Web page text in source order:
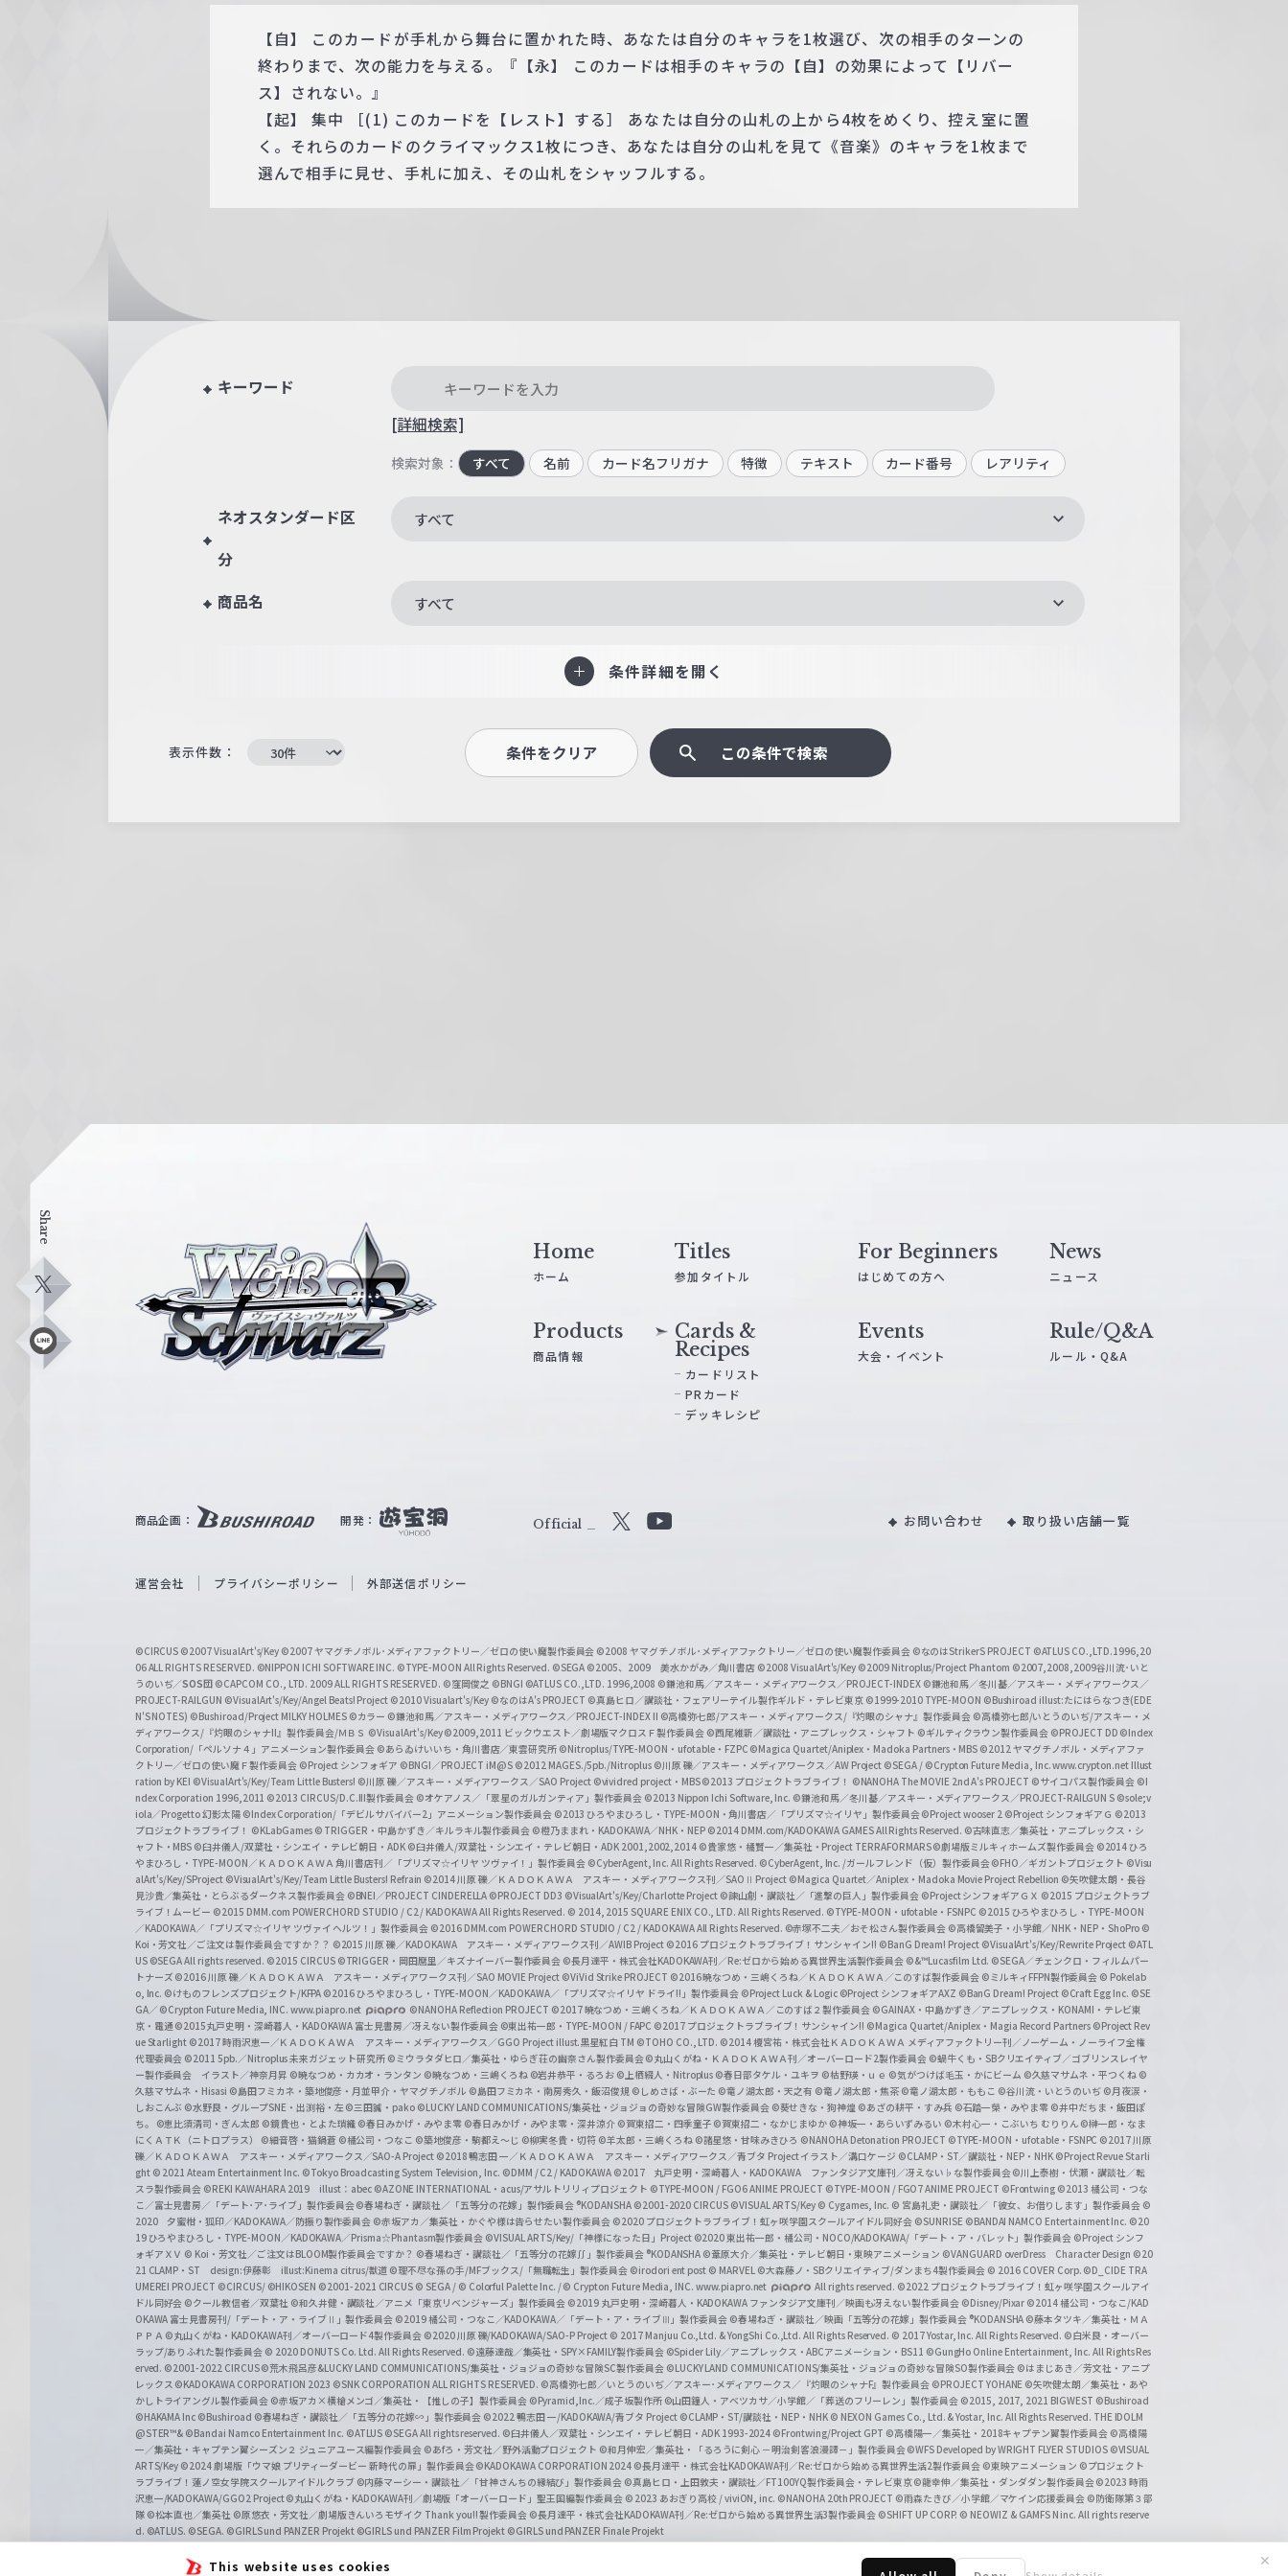
This website uses cookies ✕
【自】 このカードが手札から舞台に置かれた時、あなたは自分のキャラを1枚選び、次の相手のターンの
終わりまで、次の能力を与える。『【永】 このカードは相手のキャラの【自】の効果によって【リバー
ス】されない。』
【起】 集中 ［(1) このカードを【レスト】する］ あなたは自分の山札の上から4枚をめくり、控え室に置
く。それらのカードのクライマックス1枚につき、あなたは自分の山札を見て《音楽》のキャラを1枚まで
選んで相手に見せ、手札に加え、その山札をシャッフルする。
キーワード
[詳細検索]
検索対象： すべて 名前 カード名フリガナ 特徴 テキスト カード番号 レアリティ
ネオスタンダード区
分
すべて
商品名 すべて
条件詳細を開く
表示件数： 条件をクリア この条件で検索
Share
X
L
ス
W
i
c
h
w
a
r
z
Home
ホーム
Titles
参加タイトル
For Beginners
はじめての方へ
News
ニュース
Products
商品情報
Cards &
Recipes
カードリスト
PRカード
デッキレシピ
Events
大会・イベント
Rule/Q&A
ルール・Q&A
商品企画： 開発： Official
Y
b
e
O
f
f
i
c
i
a
l
C
h
a
n
n
e
l
お問い合わせ 取り扱い店舗一覧
運営会社 プライバシーポリシー 外部送信ポリシー
©CIRCUS ©2007 VisualArt's/Key ©2007 ヤマグチノボル･メディアファクトリー／ゼロの使い魔製作委員会 ©2008 ヤマグチノボル･メディアファクトリー／ゼロの使い魔製作委員会 ©なのはStrikerS PROJECT ©ATLUS CO.,LTD.1996,20
06 ALL RIGHTS RESERVED. ©NIPPON ICHI SOFTWARE INC. ©TYPE-MOON All Rights Reserved. ©SEGA ©2005、2009 美水かがみ／角川書店 ©2008 VisualArt's/Key ©2009 Nitroplus/Project Phantom ©2007,2008,2009谷川流･いと
うのいぢ／SOS団 ©CAPCOM CO., LTD. 2009 ALL RIGHTS RESERVED. ©窪岡俊之 ©BNGI ©ATLUS CO.,LTD. 1996,2008 ©鎌池和馬／アスキー・メディアワークス／PROJECT-INDEX ©鎌池和馬／冬川基／アスキー・メディアワークス／
PROJECT-RAILGUN ©VisualArt's/Key/Angel Beats! Project ©2010 Visualart's/Key ©なのはA's PROJECT ©真島ヒロ／講談社・フェアリーテイル製作ギルド・テレビ東京 ©1999-2010 TYPE-MOON ©Bushiroad illust:たにはらなつき(EDE
N'S NOTES) ©Bushiroad/Project MILKY HOLMES ©カラー ©鎌池和馬／アスキー・メディアワークス／PROJECT-INDEX II ©高橋弥七郎/アスキー・メディアワークス/『灼眼のシャナ』製作委員会 ©高橋弥七郎/いとうのいぢ/アスキー・メ
ディアワークス/『灼眼のシャナII』製作委員会/ＭＢＳ ©VisualArt's/Key©2009,2011 ビックウエスト／劇場版マクロスＦ製作委員会 ©西尾維新／講談社・アニプレックス・シャフト ©ギルティクラウン製作委員会 ©PROJECT DD ©Index
Corporation/「ペルソナ４」アニメーション製作委員会 ©あらゐけいいち・角川書店／東雲研究所 ©Nitroplus/TYPE-MOON・ufotable・FZPC ©Magica Quartet/Aniplex・Madoka Partners・MBS ©2012 ヤマグチノボル・メディアファ
クトリー／ゼロの使い魔Ｆ製作委員会 ©Project シンフォギア ©BNGI／PROJECT iM@S ©2012 MAGES./5pb./Nitroplus ©川原 礫／アスキー・メディアワークス／AW Project ©SEGA / ©Crypton Future Media, Inc. www.crypton.net Illust
ration by KEI ©VisualArt's/Key/Team Little Busters! ©川原 礫／アスキー・メディアワークス／SAO Project ©vividred project・MBS ©2013 プロジェクトラブライブ！ ©NANOHA The MOVIE 2nd A's PROJECT ©サイコパス製作委員会 ©I
ndex Corporation 1996,2011 ©2013 CIRCUS/D.C.III製作委員会 ©オケアノス／「翠星のガルガンティア」製作委員会 ©2013 Nippon Ichi Software, Inc. ©鎌池和馬／冬川基／アスキー・メディアワークス／PROJECT-RAILGUN S ©sole;v
iola／Progetto 幻影太陽 ©Index Corporation/「デビルサバイバー2」アニメーション製作委員会 ©2013 ひろやまひろし・TYPE-MOON・角川書店／「プリズマ☆イリヤ」製作委員会©Project wooser 2 ©Project シンフォギアＧ ©2013
プロジェクトラブライブ！ ©KLabGames © TRIGGER・中島かずき／キルラキル製作委員会 ©橙乃ままれ・KADOKAWA／NHK・NEP ©2014 DMM.com/KADOKAWA GAMES All Rights Reserved. ©古味直志／集英社・アニプレックス・シ
ャフト・MBS ©臼井儀人/双葉社・シンエイ・テレビ朝日・ADK ©臼井儀人/双葉社・シンエイ・テレビ朝日・ADK 2001,2002,2014 ©貴家悠・橘賢一／集英社・Project TERRAFORMARS©劇場版ミルキィホームズ製作委員会 ©2014 ひろ
やまひろし・TYPE-MOON／ＫＡＤＯＫＡＷＡ 角川書店刊／「プリズマ☆イリヤ ツヴァイ！」製作委員会 ©CyberAgent, Inc. All Rights Reserved. ©CyberAgent, Inc. /ガールフレンド（仮）製作委員会©FHO／ギガントプロジェクト ©Visu
alArt's/Key/SProject ©VisualArt's/Key/Team Little Busters! Refrain ©2014 川原 礫／ＫＡＤＯＫＡＷＡ アスキー・メディアワークス刊／SAOⅡ Project ©Magica Quartet／Aniplex・Madoka Movie Project Rebellion ©矢吹健太朗・長谷
見沙貴／集英社・とらぶるダークネス製作委員会 ©BNEI／PROJECT CINDERELLA ©PROJECT DD3 ©VisualArt's/Key/Charlotte Project ©諫山創・講談社／「進撃の巨人」製作委員会 ©Project シンフォギアＧＸ ©2015 プロジェクトラブ
ライブ！ムービー ©2015 DMM.com POWERCHORD STUDIO / C2 / KADOKAWA All Rights Reserved. © 2014, 2015 SQUARE ENIX CO., LTD. All Rights Reserved. ©TYPE-MOON・ufotable・FSNPC ©2015 ひろやまひろし・TYPE-MOON
／KADOKAWA／「プリズマ☆イリヤ ツヴァイ ヘルツ！」製作委員会 ©2016 DMM.com POWERCHORD STUDIO / C2 / KADOKAWA All Rights Reserved. ©赤塚不二夫／おそ松さん製作委員会 ©高橋留美子・小学館／NHK・NEP・ShoPro ©
Koi・芳文社／ご注文は製作委員会ですか？？ ©2015 川原 礫／KADOKAWA アスキー・メディアワークス刊／AWIB Project ©2016 プロジェクトラブライブ！サンシャイン!! ©BanG Dream! Project ©VisualArt's/Key/Rewrite Project ©ATL
US ©SEGA All rights reserved. ©2015 CIRCUS ©TRIGGER・岡田麿里／キズナイーバー製作委員会 ©長月達平・株式会社KADOKAWA刊／Re:ゼロから始める異世界生活製作委員会 ©&™Lucasfilm Ltd. ©SEGA／チェンクロ・フィルムパー
トナーズ©2016 川原 礫／ＫＡＤＯＫＡＷＡ アスキー・メディアワークス刊／SAO MOVIE Project ©ViVid Strike PROJECT ©2016 暁なつめ・三嶋くろね／ＫＡＤＯＫＡＷＡ／このすば製作委員会 ©ミルキィFFPN製作委員会 © Pokelab
o, Inc. ©けものフレンズプロジェクト/KFPA ©2016 ひろやまひろし・TYPE-MOON／KADOKAWA／「プリズマ☆イリヤ ドライ!!」製作委員会 ©Project Luck & Logic ©Project シンフォギアAXZ ©BanG Dream! Project ©Craft Egg Inc. ©SE
GA／ ©Crypton Future Media, INC. www.piapro.net
©NANOHA Reflection PROJECT ©2017 暁なつめ・三嶋くろね／ＫＡＤＯＫＡＷＡ／このすば２製作委員会 ©GAINAX・中島かずき／アニプレックス・KONAMI・テレビ東
京・電通 ©2015丸戸史明・深崎暮人・KADOKAWA 富士見書房／冴えない製作委員会 ©東出祐一郎・TYPE-MOON / FAPC ©2017 プロジェクトラブライブ！サンシャイン!! ©Magica Quartet/Aniplex・Magia Record Partners ©Project Rev
ue Starlight ©2017 時雨沢恵一／ＫＡＤＯＫＡＷＡ アスキー・メディアワークス／GGO Project illust.黒星紅白 TM ©TOHO CO., LTD. ©2014 榎宮祐・株式会社ＫＡＤＯＫＡＷＡ メディアファクトリー刊／ノーゲーム・ノーライフ全権
代理委員会 ©2011 5pb.／Nitroplus 未来ガジェット研究所 ©ミウラタダヒロ／集英社・ゆらぎ荘の幽奈さん製作委員会©丸山くがね・ＫＡＤＯＫＡＷＡ刊／オーバーロード2製作委員会 ©蝸牛くも・SBクリエイティブ／ゴブリンスレイヤ
ー製作委員会 イラスト／神奈月昇 ©暁なつめ・カカオ・ランタン ©暁なつめ・三嶋くろね ©岩井恭平・るろお ©上栖綴人・Nitroplus ©春日部タケル・ユキヲ ©枯野瑛・ｕｅ ©気がつけば毛玉・かにビーム ©久慈マサムネ・平つくね ©
久慈マサムネ・Hisasi ©島田フミカネ・築地俊彦・月並甲介・ヤマグチノボル ©島田フミカネ・南房秀久・飯沼俊規 ©しめさば・ぶーた ©竜ノ湖太郎・天之有 ©竜ノ湖太郎・焦茶 ©竜ノ湖太郎・ももこ ©谷川流・いとうのいぢ ©月夜涙・
しおこんぶ ©水野良・グループSNE・出渕裕・左©三田誠・pako ©LUCKY LAND COMMUNICATIONS/集英社・ジョジョの奇妙な冒険GW製作委員会 ©葵せきな・狗神煌 ©あざの耕平・すみ兵 ©石踏一榮・みやま零 ©井中だちま・飯田ぽ
ち。
©恵比須清司・ぎん太郎 ©鏡貴也・とよた瑣織 ©春日みかげ・みやま零 ©春日みかげ・みやま零・深井涼介 ©賀東招二・四季童子 ©賀東招二・なかじまゆか ©神坂一・あらいずみるい ©木村心一・こぶいち むりりん ©榊一郎・なま
にくＡＴＫ（ニトロプラス） ©細音啓・猫鍋蒼 ©橘公司・つなこ ©築地俊彦・駒都え～じ ©柳実冬貴・切符 ©羊太郎・三嶋くろね ©諸星悠・甘味みきひろ ©NANOHA Detonation PROJECT ©TYPE-MOON・ufotable・FSNPC ©2017 川原
礫／ＫＡＤＯＫＡＷＡ アスキー・メディアワークス／SAO-A Project ©2018 鴨志田 一／ＫＡＤＯＫＡＷＡ アスキー・メディアワークス／青ブタ Project イラスト／溝口ケージ ©CLAMP・ST／講談社・NEP・NHK ©Project Revue Starli
ght © 2021 Ateam Entertainment Inc. ©Tokyo Broadcasting System Television, Inc. ©DMM / C2 / KADOKAWA ©2017 丸戸史明・深崎暮人・KADOKAWA ファンタジア文庫刊／冴えない♭な製作委員会©川上泰樹・伏瀬・講談社／転
スラ製作委員会 ©REKI KAWAHARA 2019 illust：abec ©AZONE INTERNATIONAL・acus/アサルトリリィプロジェクト ©TYPE-MOON / FGO6 ANIME PROJECT ©TYPE-MOON / FGO7 ANIME PROJECT ©Frontwing ©2013 橘公司・つな
こ／富士見書房／「デート･ア･ライブ」製作委員会©春場ねぎ・講談社／「五等分の花嫁」製作委員会 ®KODANSHA ©2001-2020 CIRCUS ©VISUAL ARTS/Key © Cygames, Inc. © 宮島礼吏・講談社／「彼女、お借りします」製作委員会 ©
2020 夕蜜柑・狐印／KADOKAWA／防振り製作委員会 ©赤坂アカ／集英社・かぐや様は告らせたい製作委員会 ©2020 プロジェクトラブライブ！虹ヶ咲学園スクールアイドル同好会 ©SUNRISE ©BANDAI NAMCO Entertainment Inc. ©20
19 ひろやまひろし・TYPE-MOON／KADOKAWA／Prisma☆Phantasm製作委員会 ©VISUAL ARTS/Key/「神様になった日」Project ©2020 東出祐一郎・橘公司・NOCO/KADOKAWA/「デート・ア・バレット」製作委員会 ©Project シンフ
ォギアＸＶ © Koi・芳文社／ご注文はBLOOM製作委員会ですか？ ©春場ねぎ・講談社／「五等分の花嫁∬」製作委員会 ®KODANSHA ©葦原大介／集英社・テレビ朝日・東映アニメーション ©VANGUARD overDress Character Design ©20
21 CLAMP・ST design:伊藤彰 illust:Kinema citrus/獣道 ©理不尽な孫の手/MFブックス/「無職転生」製作委員会 ©irodori ent post © MARVEL ©大森藤ノ・SBクリエイティブ/ダンまち4製作委員会 © 2016 COVER Corp. ©D_CIDE TRA
UMEREI PROJECT ©CIRCUS/ ©HIKOSEN ©2001-2021 CIRCUS © SEGA / © Colorful Palette Inc. / © Crypton Future Media, INC. www.piapro.net All rights reserved. ©2022 プロジェクトラブライブ！虹ヶ咲学園スクールアイ
ドル同好会 ©クール教信者／双葉社 ©和久井健・講談社／アニメ「東京リベンジャーズ」製作委員会 ©2019 丸戸史明・深崎暮人・KADOKAWA ファンタジア文庫刊／映画も冴えない製作委員会 ©Disney/Pixar ©2014 橘公司・つなこ/KAD
OKAWA 富士見書房刊/「デート・ア・ライブⅡ」製作委員会 ©2019 橘公司・つなこ／KADOKAWA／「デート・ア・ライブⅢ」製作委員会 ©春場ねぎ・講談社／映画「五等分の花嫁」製作委員会 ®KODANSHA ©藤本タツキ／集英社・ＭＡ
ＰＰＡ ©丸山くがね・KADOKAWA刊／オーバーロード4製作委員会 ©2020 川原 礫/KADOKAWA/SAO-P Project © 2017 Manjuu Co.,Ltd. & YongShi Co.,Ltd. All Rights Reserved. © 2017 Yostar, Inc. All Rights Reserved. ©白米良・オーバー
ラップ/ありふれた製作委員会 © 2020 DONUTS Co. Ltd. All Rights Reserved. ©遠藤達哉／集英社・SPY×FAMILY製作委員会 ©Spider Lily／アニプレックス・ABCアニメーション・BS11 ©GungHo Online Entertainment, Inc. All Rights Res
erved. ©2001-2022 CIRCUS©荒木飛呂彦&LUCKY LAND COMMUNICATIONS/集英社・ジョジョの奇妙な冒険SC製作委員会 ©LUCKY LAND COMMUNICATIONS/集英社・ジョジョの奇妙な冒険SO製作委員会 ©はまじあき／芳文社・アニプ
レックス ©KADOKAWA CORPORATION 2023 ©SNK CORPORATION ALL RIGHTS RESERVED. ©高橋弥七郎／いとうのいぢ／アスキー･メディアワークス／『灼眼のシャナF』製作委員会 ©PROJECT YOHANE ©矢吹健太朗／集英社・あや
かしトライアングル製作委員会 ©赤坂アカ×横槍メンゴ／集英社・【推しの子】製作委員会 ©Pyramid,Inc.／成子坂製作所 ©山田鐘人・アベツカサ／小学館／「葬送のフリーレン」製作委員会 ©2015, 2017, 2021 BIGWEST ©Bushiroad
©HAKAMA Inc ©Bushiroad ©春場ねぎ・講談社／「五等分の花嫁∽」製作委員会 ©2022 鴨志田 一/KADOKAWA/青ブタ Project ©CLAMP・ST/講談社・NEP・NHK © NEXON Games Co., Ltd. & Yostar, Inc. All Rights Reserved. THE IDOLM
@STER™& ©Bandai Namco Entertainment Inc. ©ATLUS ©SEGA All rights reserved. ©臼井儀人／双葉社・シンエイ・テレビ朝日・ADK 1993-2024 ©Frontwing/Project GPT ©高橋陽一／集英社・2018キャプテン翼製作委員会 ©高橋陽
一／集英社・キャプテン翼シーズン２ ジュニアユース編製作委員会 ©あfろ・芳文社／野外活動プロジェクト ©和月伸宏／集英社・「るろうに剣心 －明治剣客浪漫譚－」製作委員会©WFS Developed by WRIGHT FLYER STUDIOS ©VISUAL
ARTS/Key ©2024 劇場版「ウマ娘 プリティーダービー 新時代の扉」製作委員会©KADOKAWA CORPORATION 2024 ©長月達平・株式会社KADOKAWA刊／Re:ゼロから始める異世界生活2製作委員会 ©東映アニメーション ©プロジェクト
ラブライブ！蓮ノ空女学院スクールアイドルクラブ ©内藤マーシー・講談社／「甘神さんちの縁結び」製作委員会 ©真島ヒロ・上田敦夫・講談社／FT100YQ製作委員会・テレビ東京©龍幸伸／集英社・ダンダダン製作委員会©2023 時雨
沢恵一/KADOKAWA/GGO2 Project©丸山くがね・KADOKAWA刊／劇場版「オーバーロード」聖王国編製作委員会 © 2023 あおぎり高校 / viviON, inc. ©NANOHA 20th PROJECT ©雨森たきび／小学館／マケイン応援委員会 ©防衛隊第３部
隊 ©松本直也／集英社 ©原悠衣・芳文社／劇場版きんいろモザイク Thank you!! 製作委員会 ©長月達平・株式会社KADOKAWA刊／Re:ゼロから始める異世界生活3製作委員会 ©SHIFT UP CORP. © NEOWIZ & GAMFS N inc. All rights reserve
d. ©ATLUS. ©SEGA. ©GIRLS und PANZER Projekt ©GIRLS und PANZER Film Projekt ©GIRLS und PANZER Finale Projekt